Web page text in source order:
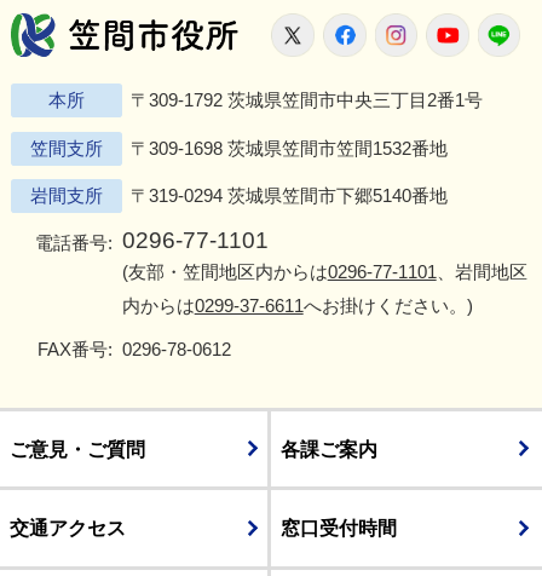
笠間市役所
X FacebookInstagram
本所 〒309-1792 茨城県笠間市中央三丁目2番1号
笠間支所 〒309-1698 茨城県笠間市笠間1532番地
岩間支所 〒319-0294 茨城県笠間市下郷5140番地
電話番号: 0296-77-1101
(友部・笠間地区内からは0296-77-1101 、岩間地区
内からは0299-37-6611へお掛けください。)
FAX番号: 0296-78-0612
ご意見・ご質問 各課ご案内
交通アクセス 窓口受付時間